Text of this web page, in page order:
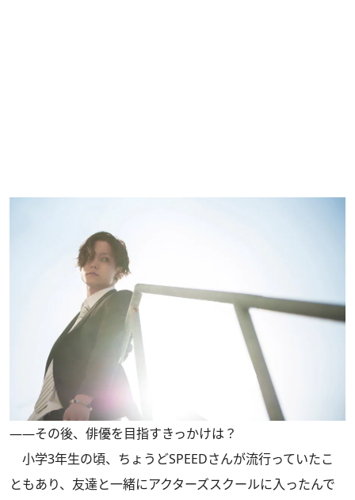
――その後、俳優を目指すきっかけは？
小学3年生の頃、ちょうどSPEEDさんが流行っていたこ
ともあり、友達と一緒にアクターズスクールに入ったんで